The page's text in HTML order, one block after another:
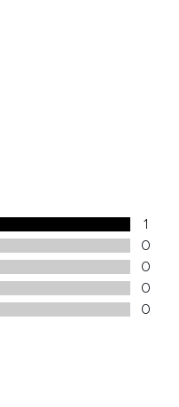
1
0
0
0
0